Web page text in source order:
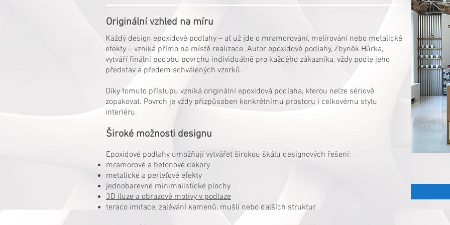
Originální vzhled na míru
Každý design epoxidové podlahy – ať už jde o mramorování, melírování nebo metalické
efekty – vzniká přímo na místě realizace. Autor epoxidové podlahy, Zbyněk Hůrka,
vytváří finální podobu povrchu individuálně pro každého zákazníka, vždy podle jeho
představ a předem schválených vzorků.
Díky tomuto přístupu vzniká originální epoxidová podlaha, kterou nelze sériově
zopakovat. Povrch je vždy přizpůsoben konkrétnímu prostoru i celkovému stylu
interiéru.
Široké možnosti designu
Epoxidové podlahy umožňují vytvářet širokou škálu designových řešení:
mramorové a betonové dekory
metalické a perleťové efekty
jednobarevné minimalistické plochy
3D iluze a obrazové motivy v podlaze
teraco imitace, zalévání kamenů, mušlí nebo dalších struktur